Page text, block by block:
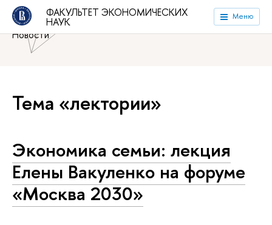
ФАКУЛЬТЕТ ЭКОНОМИЧЕСКИХ
НАУК Меню
Национальный исследовательский университет «Высшая
школа экономики»
Факультет экономических наук
Новости
Тема «лектории»
Экономика семьи: лекция
Елены Вакуленко на форуме
«Москва 2030»